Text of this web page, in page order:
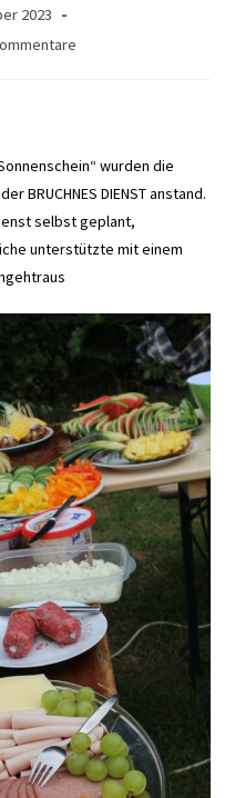
2023
wurden die
BRUCHNES DIENST anstand.
selbst geplant,
unterstützte mit einem